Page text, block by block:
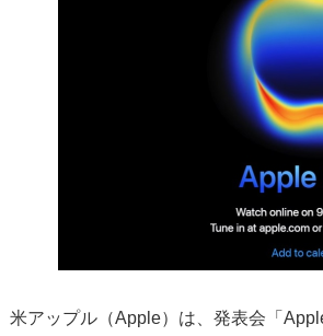
米アップル（Apple）は、発表会「